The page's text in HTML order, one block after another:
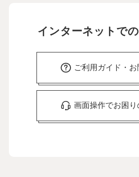
インターネットで
ご利用ガイド・
画面操作でお困り